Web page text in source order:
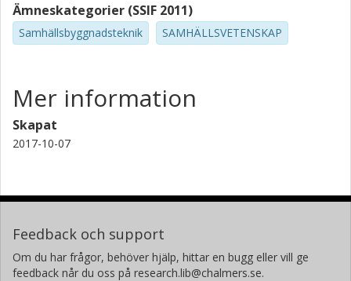
Ämneskategorier (SSIF 2011)
Samhällsbyggnadsteknik SAMHÄLLSVETENSKAP
Mer information
Skapat
2017-10-07
Feedback och support
Om du har frågor, behöver hjälp, hittar en bugg eller vill ge
feedback når du oss på research.lib@chalmers.se.